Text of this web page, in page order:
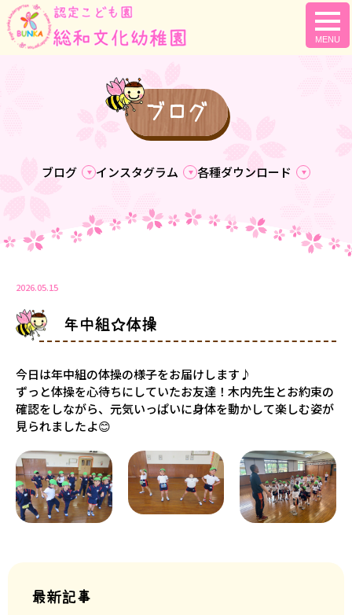
ブログ
ブログ インスタグラム 各種ダウンロード
2026.05.15
年中組☆体操
今日は年中組の体操の様子をお届けします♪
ずっと体操を心待ちにしていたお友達！木内先生とお約束の
確認をしながら、元気いっぱいに身体を動かして楽しむ姿が
見られましたよ😊
最新記事